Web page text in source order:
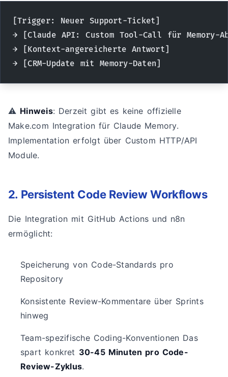
[Trigger: Neuer Support-Ticket]
→ [Claude API: Custom Tool-Call für Memory-
→ [Kontext-angereicherte Antwort]
→ [CRM-Update mit Memory-Daten]
⚠️ Hinweis: Derzeit gibt es keine offizielle
Make.com Integration für Claude Memory.
Implementation erfolgt über Custom HTTP/API
Module.
2. Persistent Code Review Workflows
Die Integration mit GitHub Actions und n8n
ermöglicht:
Speicherung von Code-Standards pro
Repository
Konsistente Review-Kommentare über Sprints
hinweg
Team-spezifische Coding-Konventionen Das
spart konkret 30-45 Minuten pro Code-
Review-Zyklus.